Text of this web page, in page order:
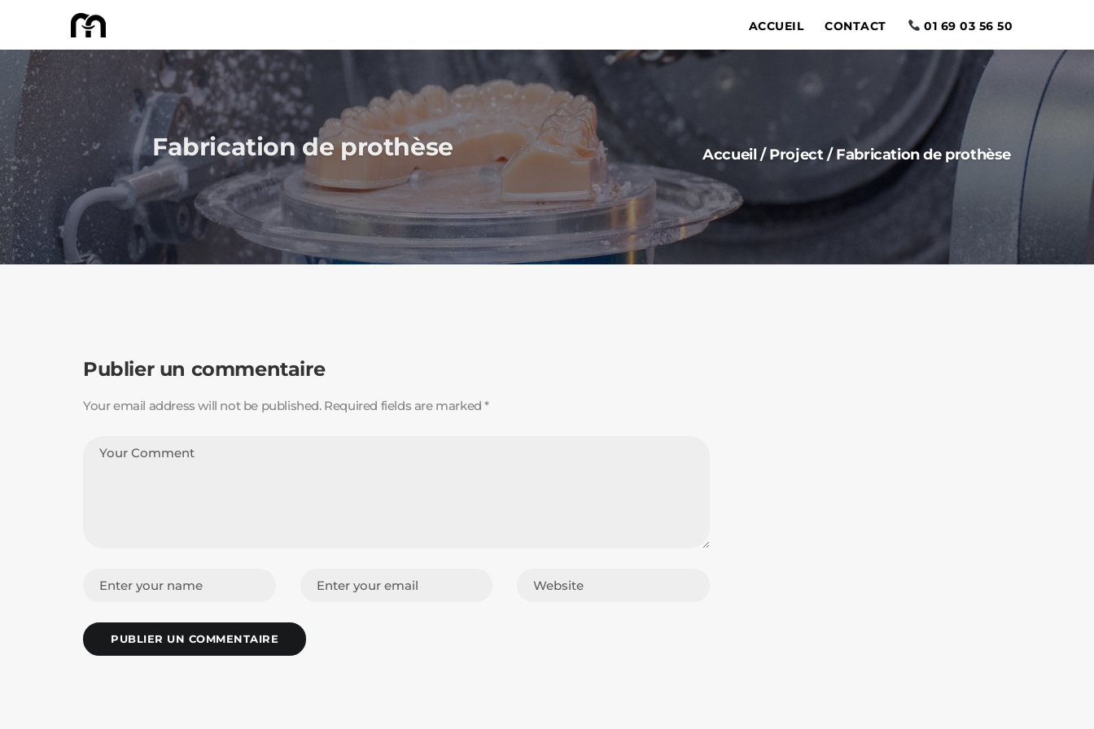
ACCUEIL CONTACT 01 69 03 56 50
Fabrication de prothèse Accueil / Project / Fabrication de prothèse
Publier un commentaire
Your email address will not be published. Required fields are marked *
PUBLIER UN COMMENTAIRE